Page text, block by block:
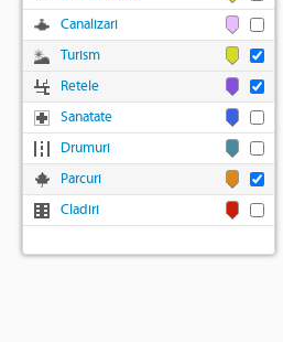
Canalizari
Turism
Retele
Sanatate
Drumuri
Parcuri
Cladiri